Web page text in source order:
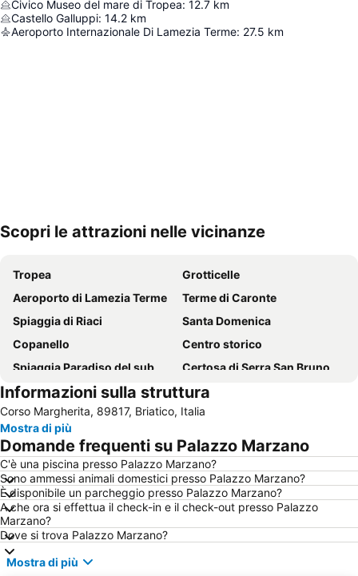
Civico Museo del mare di Tropea: 12.7 km
Castello Galluppi: 14.2 km
Aeroporto Internazionale Di Lamezia Terme: 27.5 km
Espandi mappa
Scopri le attrazioni nelle vicinanze
Tropea
Grotticelle
Aeroporto di Lamezia Terme
Terme di Caronte
Spiaggia di Riaci
Santa Domenica
Copanello
Centro storico
Spiaggia Paradiso del sub
Certosa di Serra San Bruno
Pizzo
Porto turistico
Parco Archeologico Roccelletta di Borgia
Sagra della cipolla rossa di Tropea e del pesce azzurro
Chiesa Santa Maria dell'Isola
Castello di Nicastro
Lido Tahiti
Lido Don Pedro
Centro commerciale Due Mari Castello Aragonese
El Sombrero
Duomo
Castello
Informazioni sulla struttura
Corso Margherita, 89817, Briatico, Italia
Mostra di più
Domande frequenti su Palazzo Marzano
C'è una piscina presso Palazzo Marzano?
Sono ammessi animali domestici presso Palazzo Marzano?
È disponibile un parcheggio presso Palazzo Marzano?
A che ora si effettua il check-in e il check-out presso Palazzo
Marzano?
Dove si trova Palazzo Marzano?
Mostra di più